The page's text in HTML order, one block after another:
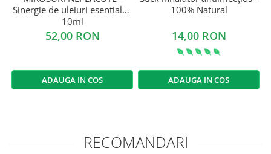
Sinergie de uleiuri esentiale -
10ml
52,00 RON
ADAUGA IN COS
100% Natural
14,00 RON
ADAUGA IN COS
RECOMANDARI